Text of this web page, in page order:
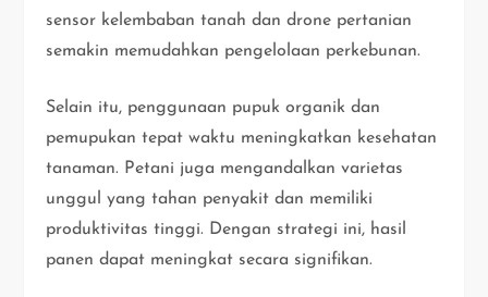
sensor kelembaban tanah dan drone pertanian
semakin memudahkan pengelolaan perkebunan.
Selain itu, penggunaan pupuk organik dan
pemupukan tepat waktu meningkatkan kesehatan
tanaman. Petani juga mengandalkan varietas
unggul yang tahan penyakit dan memiliki
produktivitas tinggi. Dengan strategi ini, hasil
panen dapat meningkat secara signifikan.